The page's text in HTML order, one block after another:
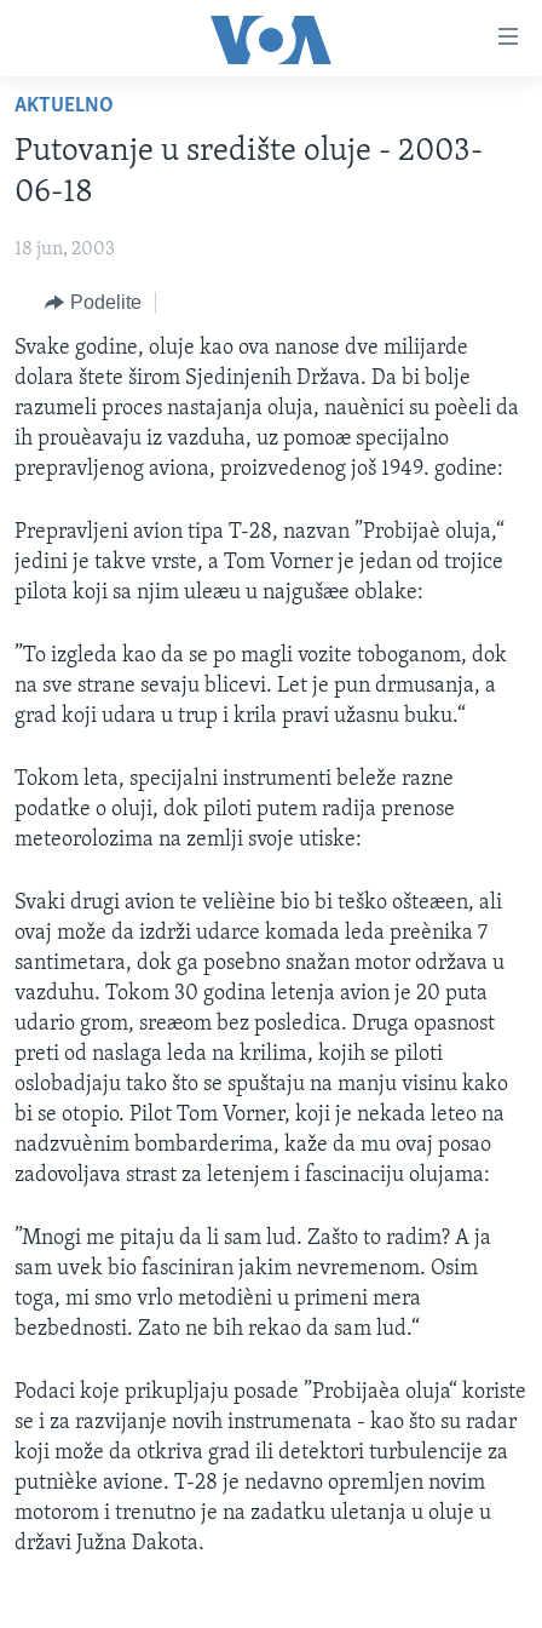
glavni
sadržaj
Idi
na
glavnu
navigaciju
pretragu
BALKAN
GLOBALNE TEME
EKONOMIJA
NAUKA I TEHNOLOGIJA
MEDICINA
KULTURA
DRUŠTVO
SPORT
INTERVJU
OTVORENI STUDIO
IZ AMERIKE
PRATITE NAS
Jezici
AKTUELNO
Putovanje u središte oluje - 2003-
06-18
18 jun, 2003
Podelite
Svake godine, oluje kao ova nanose dve milijarde
dolara štete širom Sjedinjenih Država. Da bi bolje
razumeli proces nastajanja oluja, nauènici su poèeli da
ih prouèavaju iz vazduha, uz pomoæ specijalno
prepravljenog aviona, proizvedenog još 1949. godine:
Prepravljeni avion tipa T-28, nazvan ”Probijaè oluja,“
jedini je takve vrste, a Tom Vorner je jedan od trojice
pilota koji sa njim uleæu u najgušæe oblake:
”To izgleda kao da se po magli vozite toboganom, dok
na sve strane sevaju blicevi. Let je pun drmusanja, a
grad koji udara u trup i krila pravi užasnu buku.“
Tokom leta, specijalni instrumenti beleže razne
podatke o oluji, dok piloti putem radija prenose
meteorolozima na zemlji svoje utiske:
Svaki drugi avion te velièine bio bi teško ošteæen, ali
ovaj može da izdrži udarce komada leda preènika 7
santimetara, dok ga posebno snažan motor održava u
vazduhu. Tokom 30 godina letenja avion je 20 puta
udario grom, sreæom bez posledica. Druga opasnost
preti od naslaga leda na krilima, kojih se piloti
oslobadjaju tako što se spuštaju na manju visinu kako
bi se otopio. Pilot Tom Vorner, koji je nekada leteo na
nadzvuènim bombarderima, kaže da mu ovaj posao
zadovoljava strast za letenjem i fascinaciju olujama:
”Mnogi me pitaju da li sam lud. Zašto to radim? A ja
sam uvek bio fasciniran jakim nevremenom. Osim
toga, mi smo vrlo metodièni u primeni mera
bezbednosti. Zato ne bih rekao da sam lud.“
Podaci koje prikupljaju posade ”Probijaèa oluja“ koriste
se i za razvijanje novih instrumenata - kao što su radar
koji može da otkriva grad ili detektori turbulencije za
putnièke avione. T-28 je nedavno opremljen novim
motorom i trenutno je na zadatku uletanja u oluje u
državi Južna Dakota.